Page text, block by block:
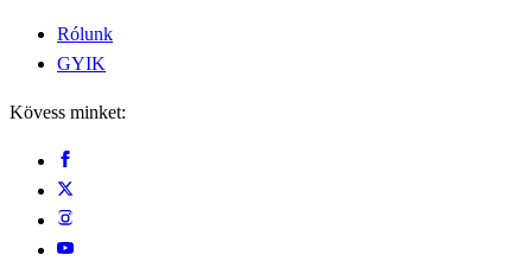
Rólunk
GYIK
Kövess minket: